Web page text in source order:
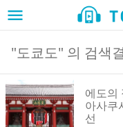
menu
"도쿄도" 의 검색
에도의
아사쿠
선